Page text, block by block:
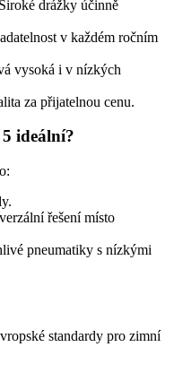
Široké drážky účinně
v každém ročním
vysoká i v nízkých
za přijatelnou cenu.
ideální?
řešení místo
pneumatiky s nízkými
standardy pro zimní